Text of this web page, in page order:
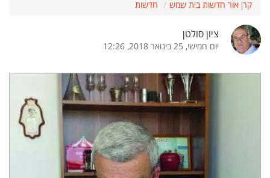
קרן אור חדשות בית שמש חדשות
ציון סולטן
יום חמישי, 25 בינואר 2018, 12:26